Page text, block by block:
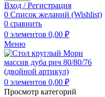
Вход / Регистрация
0 Список желаний (Wishlist)
0 сравнить
0 элементов 0,00 ₽
Меню
0 элементов 0,00 ₽
Просмотр категорий